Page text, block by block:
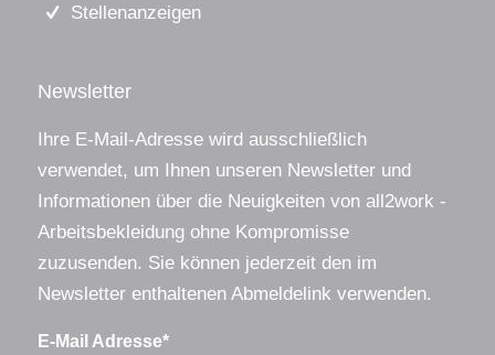
Stellenanzeigen
Newsletter
Ihre E-Mail-Adresse wird ausschließlich
verwendet, um Ihnen unseren Newsletter und
Informationen über die Neuigkeiten von all2work -
Arbeitsbekleidung ohne Kompromisse
zuzusenden. Sie können jederzeit den im
Newsletter enthaltenen Abmeldelink verwenden.
E-Mail Adresse*